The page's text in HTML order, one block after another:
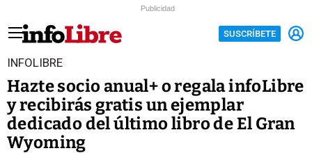
Publicidad
SUSCRÍBETE
INFOLIBRE
Hazte socio anual+ o regala infoLibre
y recibirás gratis un ejemplar
dedicado del último libro de El Gran
Wyoming